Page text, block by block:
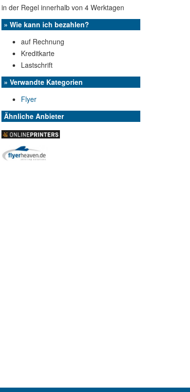
in der Regel innerhalb von 4 Werktagen
» Wie kann ich bezahlen?
auf Rechnung
Kreditkarte
Lastschrift
» Verwandte Kategorien
Flyer
Ähnliche Anbieter